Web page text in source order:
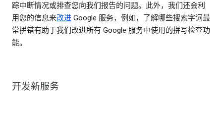
踪中断情况或排查您向我们报告的问题。此外，我们还会利
用您的信息来改进 Google 服务，例如，了解哪些搜索字词最
常拼错有助于我们改进所有 Google 服务中使用的拼写检查功
能。
开发新服务